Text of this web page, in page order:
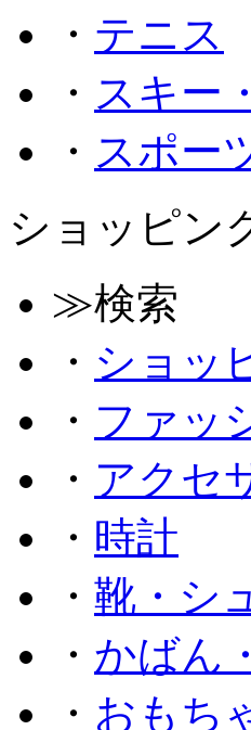
・ テニス
・ スキー
・ スポー
ショッピン
≫検索
・ ショッ
・ ファッ
・ アクセ
・ 時計
・ 靴・シ
・ かばん
・ おもち